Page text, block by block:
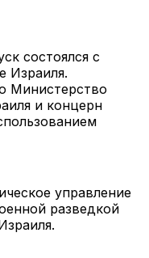
состоялся с
Израиля.
Министерство
и концерн
управление
разведкой